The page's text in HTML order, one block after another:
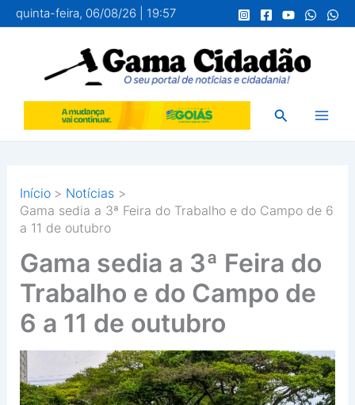
para
conteúdo
quinta-feira, 06/08/26 | 19:57
Pesquisar
Início
Notícias
Gama sedia a 3ª Feira do Trabalho e do Campo de 6
a 11 de outubro
Gama sedia a 3ª Feira do
Trabalho e do Campo de
6 a 11 de outubro